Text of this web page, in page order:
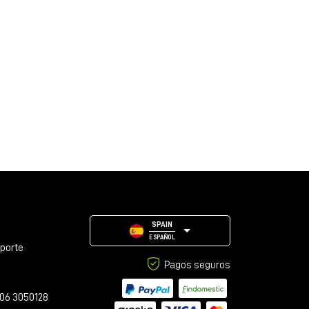
3050128
SPAIN
ESPAÑOL
Pagos seguros